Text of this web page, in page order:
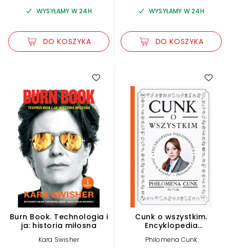
WYSYŁAMY W 24H
DO KOSZYKA
WYSYŁAMY W 24H
DO KOSZYKA
Burn Book. Technologia i
ja: historia miłosna
Kara Swisher
2.50
Cunk o wszystkim.
Encyklopedia
Philomena Cunk